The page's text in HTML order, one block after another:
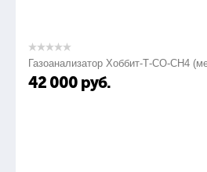
Газоанализатор Хоббит-Т-СО-СН4
42 000 руб.